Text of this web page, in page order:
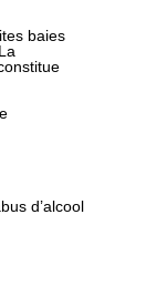
baies
d’alcool